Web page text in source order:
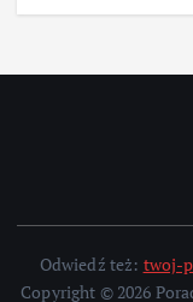
Odwiedź też: twoj-
Copyright © 2026